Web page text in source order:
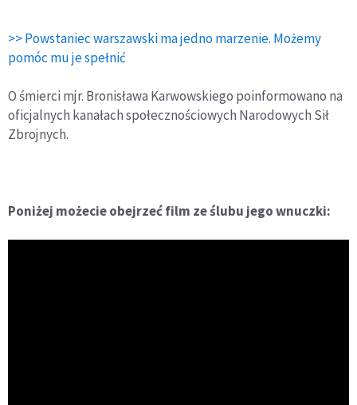
>> Powstaniec warszawski ma jedno marzenie. Możemy
pomóc mu je spełnić
O śmierci mjr. Bronisława Karwowskiego poinformowano na
oficjalnych kanałach społecznościowych Narodowych Sił
Zbrojnych.
Poniżej możecie obejrzeć film ze ślubu jego wnuczki: